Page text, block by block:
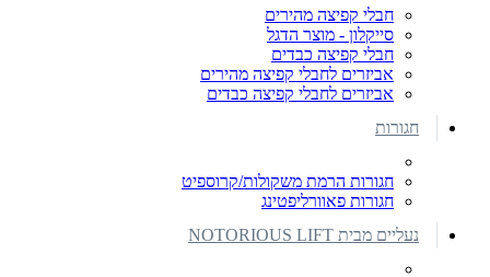
חבלי קפיצה מהירים
סייקלון - מוצר הדגל
חבלי קפיצה כבדים
אביזרים לחבלי קפיצה מהירים
אביזרים לחבלי קפיצה כבדים
חגורות
חגורות הרמת משקולות/קרוספיט
חגורות פאוורליפטינג
נעליים מבית NOTORIOUS LIFT